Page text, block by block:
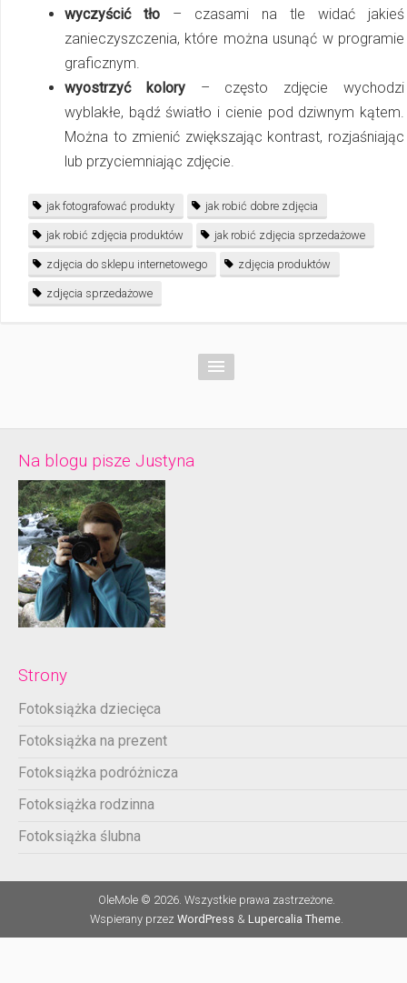
wyczyścić tło – czasami na tle widać jakieś
zanieczyszczenia, które można usunąć w programie
graficznym.
wyostrzyć kolory– często zdjęcie wychodzi
wyblakłe, bądź światło i cienie pod dziwnym kątem.
Można to zmienić zwiększając kontrast, rozjaśniając
lub przyciemniając zdjęcie.
jak fotografować produkty jak robić dobre zdjęcia
jak robić zdjęcia produktów jak robić zdjęcia sprzedażowe
zdjęcia do sklepu internetowego zdjęcia produktów
zdjęcia sprzedażowe
Na blogu pisze Justyna
Strony
Fotoksiążka dziecięca
Fotoksiążka na prezent
Fotoksiążka podróżnicza
Fotoksiążka rodzinna
Fotoksiążka ślubna
OleMole © 2026. Wszystkie prawa zastrzeżone.
Wspierany przez WordPress & Lupercalia Theme.